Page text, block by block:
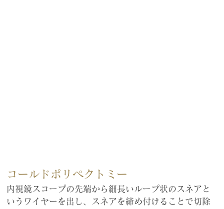
コールドポリペクトミー
内視鏡スコープの先端から細長いループ状のスネアと
いうワイヤーを出し、スネアを締め付けることで切除